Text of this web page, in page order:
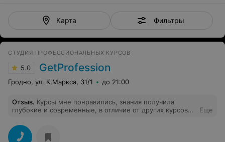
Карта Фильтры
СТУДИЯ ПРОФЕССИОНАЛЬНЫХ КУРСОВ
5.0 GetProfession
Гродно, ул. К.Маркса, 31/1 до 21:00
Отзыв. Курсы мне понравились, знания получила
глубокие и современные, в отличие от других курсов
было с чем сравнить). Преподаватель опытный и очень
внимательный, объясняет все очень доступно. Даже
Еще